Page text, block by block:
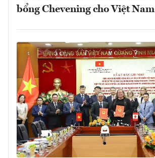
bổng Chevening cho Việt Nam